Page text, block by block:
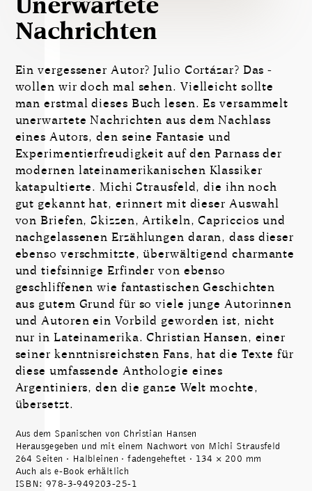
Nachrichten
Ein vergessener Autor? Julio Cortázar? Das ­
wollen wir doch mal sehen. Vielleicht sollte
man erstmal dieses Buch lesen. Es versammelt
unerwartete Nach­richten aus dem Nachlass
eines Autors, den seine Fantasie und
Experimentierfreudigkeit auf den Parnass der
modernen lateinamerikanischen ­Klassiker
katapultierte. Michi Strausfeld, die ihn noch
gut gekannt hat, erinnert mit dieser Auswahl
von ­Briefen, Skizzen, Artikeln, Capriccios und
nachgelassenen Erzählungen daran, dass dieser
ebenso ­verschmitzte, überwältigend charmante
und tiefsinnige ­Erfinder von ebenso
geschliffenen wie fantastischen Geschich­ten
aus gutem Grund für so viele junge Autorinnen
und Autoren ein Vorbild geworden ist, nicht
nur in Lateinamerika. Christian Hansen, einer
seiner kenntnisreichsten Fans, hat die Texte für
diese umfassende Anthologie eines
Argentiniers, den die ganze Welt mochte,
übersetzt.
Aus dem Spanischen von Christian Hansen
Herausgegeben und mit einem Nachwort von Michi Strausfeld
264 Seiten · Halbleinen · fadengeheftet · 134 × 200 mm
Auch als e-Book erhältlich
ISBN: 978-3-949203-25-1